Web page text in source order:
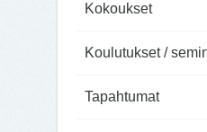
Kokoukset
Koulutukset /
Tapahtumat